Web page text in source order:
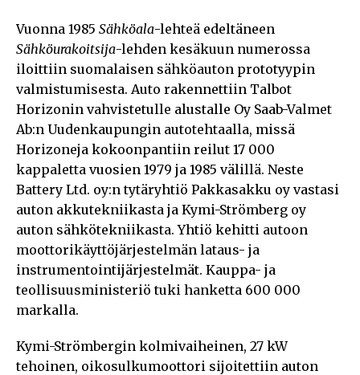
Vuonna 1985 Sähköala-lehteä edeltäneen
Sähköurakoitsija-lehden kesäkuun numerossa
iloittiin suomalaisen sähköauton prototyypin
valmistumisesta. Auto rakennettiin Talbot
Horizonin vahvistetulle alustalle Oy Saab-Valmet
Ab:n Uudenkaupungin autotehtaalla, missä
Horizoneja kokoonpantiin reilut 17 000
kappaletta vuosien 1979 ja 1985 välillä. Neste
Battery Ltd. oy:n tytäryhtiö Pakkasakku oy vastasi
auton akkutekniikasta ja Kymi-Strömberg oy
auton sähkötekniikasta. Yhtiö kehitti autoon
moottorikäyttöjärjestelmän lataus- ja
instrumentointijärjestelmät. Kauppa- ja
teollisuusministeriö tuki hanketta 600 000
markalla.
Kymi-Strömbergin kolmivaiheinen, 27 kW
tehoinen, oikosulkumoottori sijoitettiin auton